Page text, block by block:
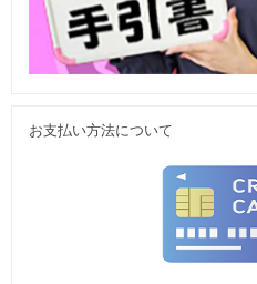
お支払い方法について